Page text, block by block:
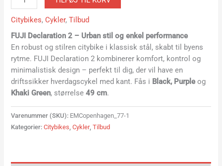
Citybikes,Cykler,Tilbud
FUJI Declaration 2 – Urban stil og enkel performance
En robust og stilren citybike i klassisk stål, skabt til byens
rytme. FUJI Declaration 2 kombinerer komfort, kontrol og
minimalistisk design – perfekt til dig, der vil have en
driftssikker hverdagscykel med kant. Fås i Black, Purple og
Khaki Green, størrelse49 cm.
Varenummer (SKU): EMCopenhagen_77-1
Kategorier:Citybikes,Cykler,Tilbud